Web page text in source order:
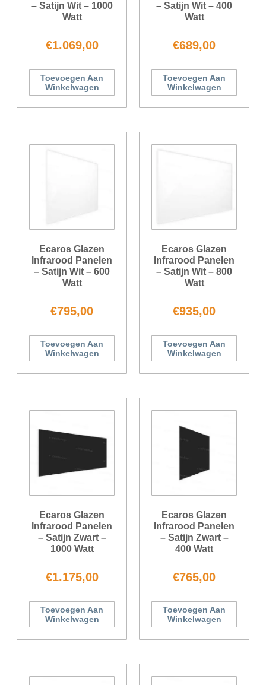
– Satijn Wit – 1000
Watt
€1.069,00
Toevoegen Aan
Winkelwagen
– Satijn Wit – 400
Watt
€689,00
Toevoegen Aan
Winkelwagen
Ecaros Glazen
Infrarood Panelen
– Satijn Wit – 600
Watt
€795,00
Toevoegen Aan
Winkelwagen
Ecaros Glazen
Infrarood Panelen
– Satijn Wit – 800
Watt
€935,00
Toevoegen Aan
Winkelwagen
Ecaros Glazen
Infrarood Panelen
– Satijn Zwart –
1000 Watt
€1.175,00
Toevoegen Aan
Winkelwagen
Ecaros Glazen
Infrarood Panelen
– Satijn Zwart –
400 Watt
€765,00
Toevoegen Aan
Winkelwagen